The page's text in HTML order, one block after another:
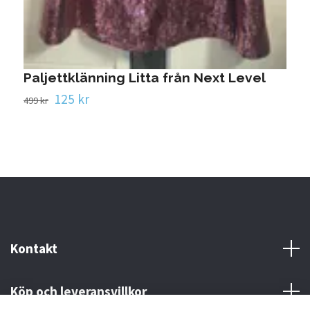
Paljettklänning Litta från Next Level
499 kr 125 kr
Kontakt
Köp och leveransvillkor